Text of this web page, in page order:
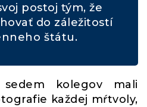
postoj tým, že
do záležitostí
štátu.
kolegov mali
každej mŕtvoly,